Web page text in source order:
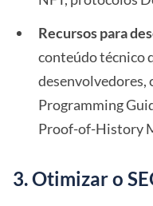
Recursos para
conteúdo técnico
desenvolvedores,
Programming
Proof-of-History
3. Otimizar o